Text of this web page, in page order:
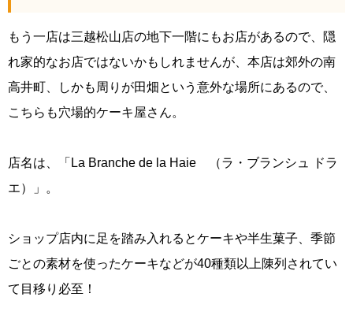
もう一店は三越松山店の地下一階にもお店があるので、隠
れ家的なお店ではないかもしれませんが、本店は郊外の南
高井町、しかも周りが田畑という意外な場所にあるので、
こちらも穴場的ケーキ屋さん。
店名は、「La Branche de la Haie （ラ・ブランシュ ドラ
エ）」。
ショップ店内に足を踏み入れるとケーキや半生菓子、季節
ごとの素材を使ったケーキなどが40種類以上陳列されてい
て目移り必至！